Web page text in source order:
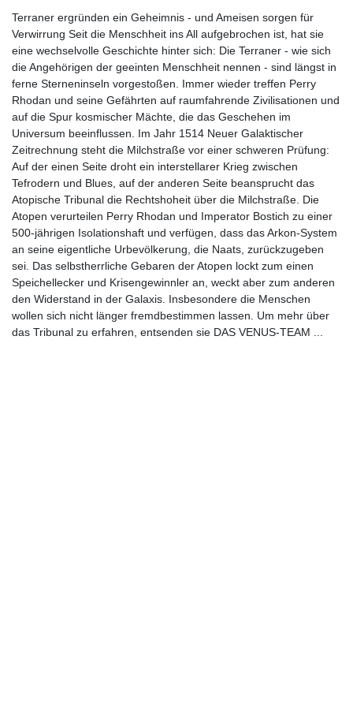
Terraner ergründen ein Geheimnis - und Ameisen sorgen für
Verwirrung Seit die Menschheit ins All aufgebrochen ist, hat sie
eine wechselvolle Geschichte hinter sich: Die Terraner - wie sich
die Angehörigen der geeinten Menschheit nennen - sind längst in
ferne Sterneninseln vorgestoßen. Immer wieder treffen Perry
Rhodan und seine Gefährten auf raumfahrende Zivilisationen und
auf die Spur kosmischer Mächte, die das Geschehen im
Universum beeinflussen. Im Jahr 1514 Neuer Galaktischer
Zeitrechnung steht die Milchstraße vor einer schweren Prüfung:
Auf der einen Seite droht ein interstellarer Krieg zwischen
Tefrodern und Blues, auf der anderen Seite beansprucht das
Atopische Tribunal die Rechtshoheit über die Milchstraße. Die
Atopen verurteilen Perry Rhodan und Imperator Bostich zu einer
500-jährigen Isolationshaft und verfügen, dass das Arkon-System
an seine eigentliche Urbevölkerung, die Naats, zurückzugeben
sei. Das selbstherrliche Gebaren der Atopen lockt zum einen
Speichellecker und Krisengewinnler an, weckt aber zum anderen
den Widerstand in der Galaxis. Insbesondere die Menschen
wollen sich nicht länger fremdbestimmen lassen. Um mehr über
das Tribunal zu erfahren, entsenden sie DAS VENUS-TEAM ...